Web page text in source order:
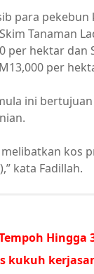
para
Tanaman
per hektar dan
per
ini
kos
kata Fadillah.
Hingga
kukuh